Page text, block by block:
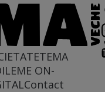
TEMA
ON-
Contact